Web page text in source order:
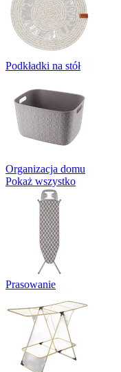
Podkładki na stół
Organizacja domu
Pokaż wszystko
Prasowanie